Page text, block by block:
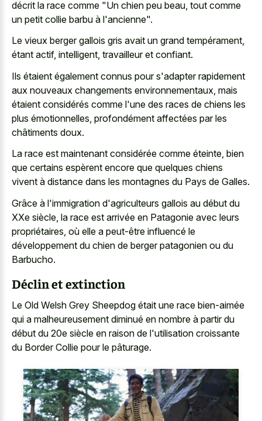
décrit la race comme "Un chien peu beau, tout comme
un petit collie barbu à l'ancienne".
Le vieux berger gallois gris avait un grand tempérament,
étant actif, intelligent, travailleur et confiant.
Ils étaient également connus pour s'adapter rapidement
aux nouveaux changements environnementaux, mais
étaient considérés comme l'une des races de chiens les
plus émotionnelles, profondément affectées par les
châtiments doux.
La race est maintenant considérée comme éteinte, bien
que certains espèrent encore que quelques chiens
vivent à distance dans les montagnes du Pays de Galles.
Grâce à l'immigration d'agriculteurs gallois au début du
XXe siècle, la race est arrivée en Patagonie avec leurs
propriétaires, où elle a peut-être influencé le
développement du chien de berger patagonien ou du
Barbucho.
Déclin et extinction
Le Old Welsh Grey Sheepdog était une race bien-aimée
qui a malheureusement diminué en nombre à partir du
début du 20e siècle en raison de l'utilisation croissante
du Border Collie pour le pâturage.